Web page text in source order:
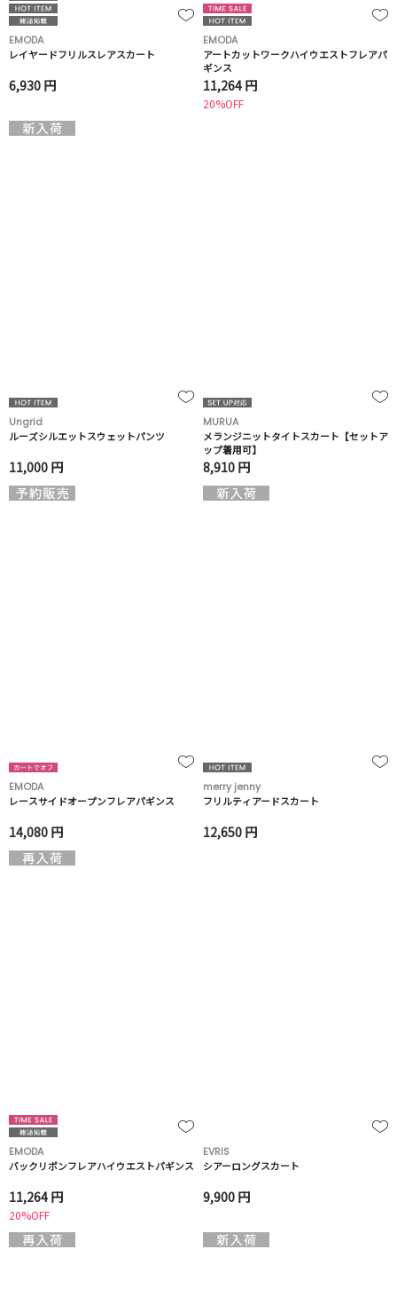
EMODA
レイヤードフリルスレアスカート
6,930 円
EMODA
アートカットワークハイウエストフレアパ
ギンス
11,264 円
20%OFF
Ungrid
ルーズシルエットスウェットパンツ
11,000 円
MURUA
メランジニットタイトスカート【セットア
ップ着用可】
8,910 円
EMODA
レースサイドオープンフレアパギンス
14,080 円
merry jenny
フリルティアードスカート
12,650 円
EMODA
バックリボンフレアハイウエストパギンス
11,264 円
20%OFF
EVRIS
シアーロングスカート
9,900 円